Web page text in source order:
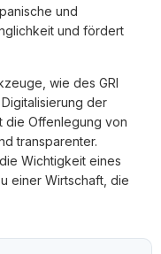
und
und fördert
wie des GRI
der
die Offenlegung von
transparenter.
Wichtigkeit eines
einer Wirtschaft, die